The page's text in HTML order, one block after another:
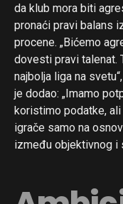
da klub mora biti
pronaći pravi balans
procene. „Bićemo
dovesti pravi talenat.
najbolja liga na
je dodao: „Imamo
koristimo podatke,
igrače samo na
između objektivnog i